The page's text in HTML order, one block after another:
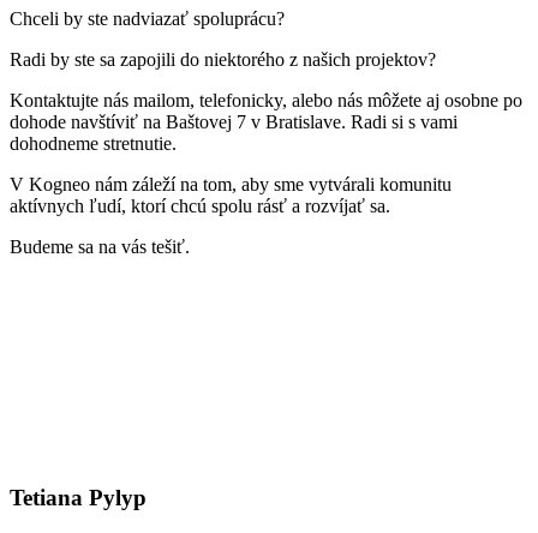
Chceli by ste nadviazať spoluprácu?
Radi by ste sa zapojili do niektorého z našich projektov?
Kontaktujte nás mailom, telefonicky, alebo nás môžete aj osobne po
dohode navštíviť na Baštovej 7 v Bratislave. Radi si s vami
dohodneme stretnutie.
V Kogneo nám záleží na tom, aby sme vytvárali komunitu
aktívnych ľudí, ktorí chcú spolu rásť a rozvíjať sa.
Budeme sa na vás tešiť.
Tetiana Pylyp